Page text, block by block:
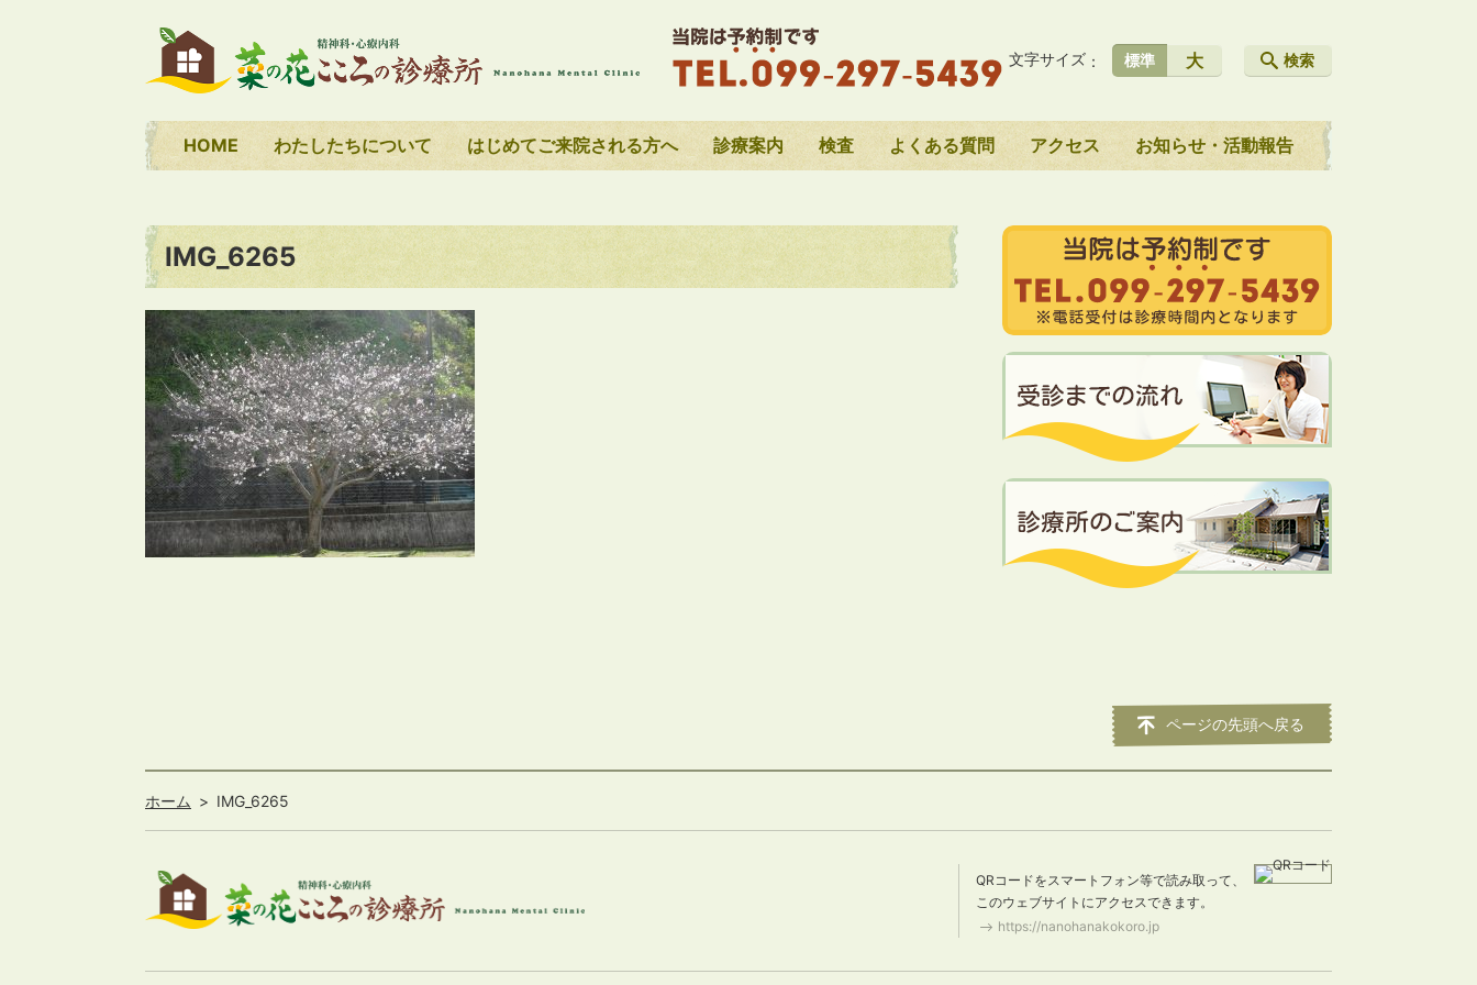
HOME わたしたちについて はじめてご来院される方へ 診療案内 検査 よくある質問 アクセス お知らせ・活動報告
検索
文字サイズ 標準 大
IMG_6265
ページの先頭へ戻る
ホーム IMG_6265
QRコードをスマートフォン等で読み取って、
このウェブサイトにアクセスできます。
https://nanohanakokoro.jp